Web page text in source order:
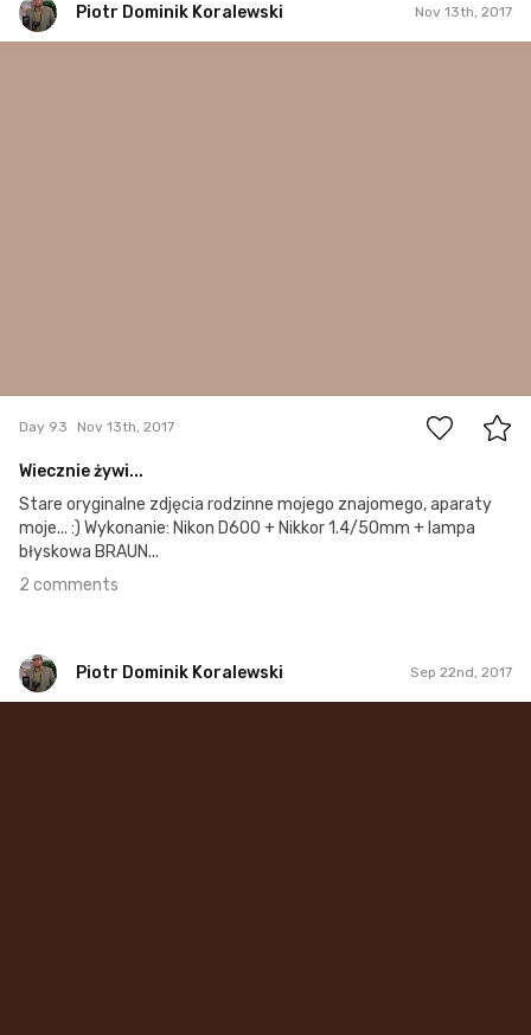
Piotr Dominik Koralewski Nov 13th, 2017
Day 93 Nov 13th, 2017
Wiecznie żywi...
Stare oryginalne zdjęcia rodzinne mojego znajomego, aparaty
moje... :) Wykonanie: Nikon D600 + Nikkor 1.4/50mm + lampa
błyskowa BRAUN...
2 comments
Piotr Dominik Koralewski Sep 22nd, 2017